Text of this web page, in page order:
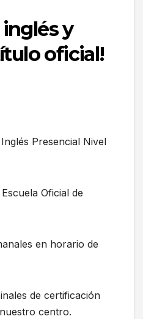
y
oficial!
Presencial Nivel
Oficial de
en horario de
de certificación
centro.